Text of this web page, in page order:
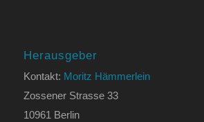
Herausgeber
Kontakt: Moritz Hämmerlein
Zossener Strasse 33
10961 Berlin